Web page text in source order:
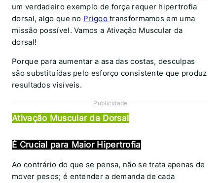
um verdadeiro exemplo de força requer hipertrofia
dorsal, algo que no Prigootransformamos em uma
missão possível. Vamos a Ativação Muscular da
dorsal!
Porque para aumentar a asa das costas, desculpas
são substituídas pelo esforço consistente que produz
resultados visíveis.
Publicidade
Ativação Muscular da Dorsal
É Crucial para Maior Hipertrofia
Ao contrário do que se pensa, não se trata apenas de
mover pesos; é entender a demanda de cada